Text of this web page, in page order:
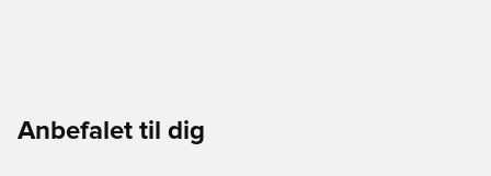
Anbefalet til dig